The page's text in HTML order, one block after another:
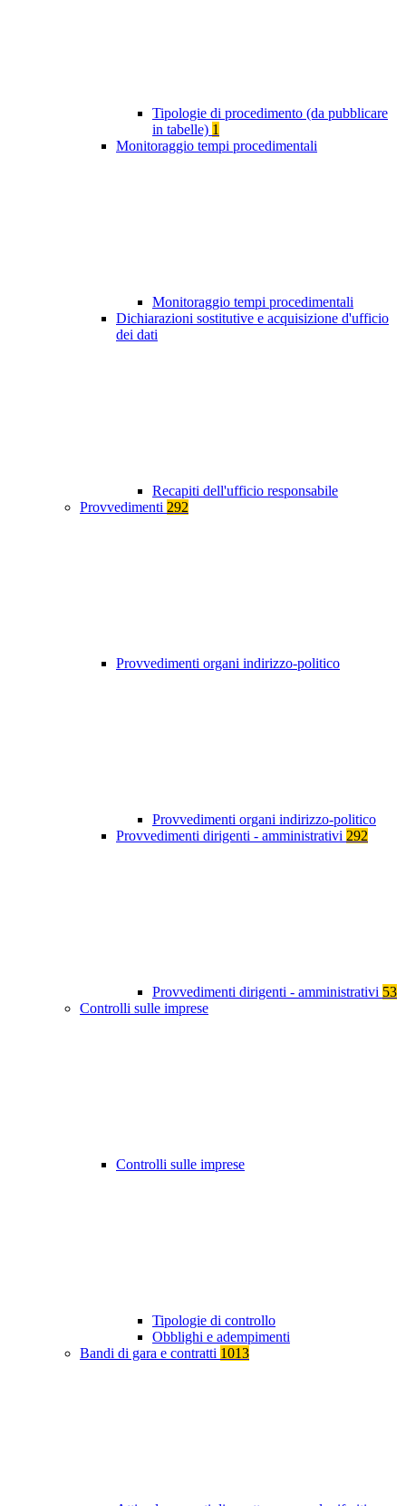
Tipologie di procedimento (da pubblicare
in tabelle) 1
Monitoraggio tempi procedimentali
Monitoraggio tempi procedimentali
Dichiarazioni sostitutive e acquisizione d'ufficio
dei dati
Recapiti dell'ufficio responsabile
Provvedimenti 292
Provvedimenti organi indirizzo-politico
Provvedimenti organi indirizzo-politico
Provvedimenti dirigenti - amministrativi 292
Provvedimenti dirigenti - amministrativi 53
Controlli sulle imprese
Controlli sulle imprese
Tipologie di controllo
Obblighi e adempimenti
Bandi di gara e contratti 1013